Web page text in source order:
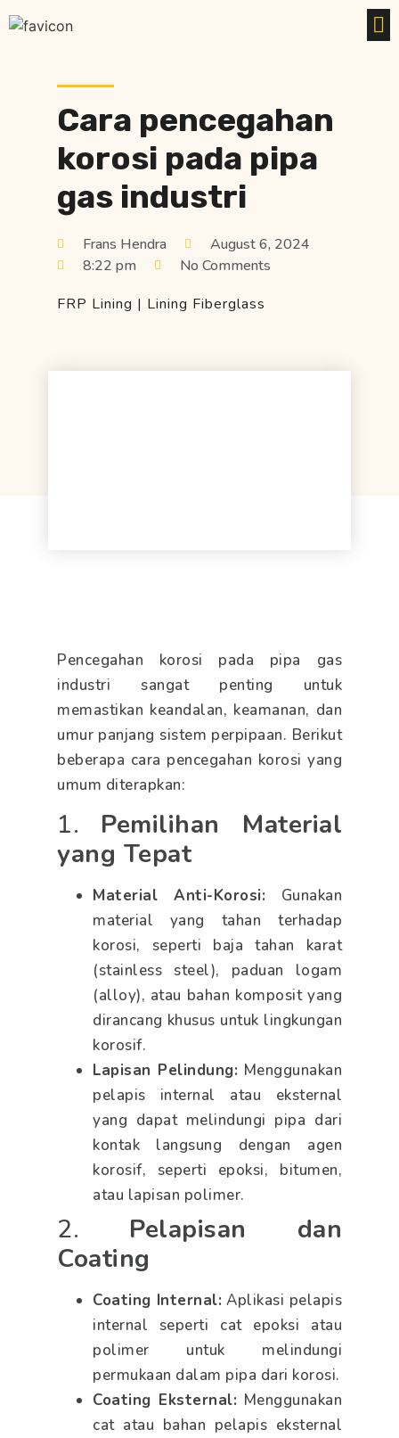
Cara pencegahan
korosi pada pipa
gas industri
Frans Hendra
August 6, 2024
8:22 pm
No Comments
FRP Lining | Lining Fiberglass
Pencegahan korosi pada pipa gas
industri sangat penting untuk
memastikan keandalan, keamanan, dan
umur panjang sistem perpipaan. Berikut
beberapa cara pencegahan korosi yang
umum diterapkan:
1. Pemilihan Material
yang Tepat
Material Anti-Korosi: Gunakan
material yang tahan terhadap
korosi, seperti baja tahan karat
(stainless steel), paduan logam
(alloy), atau bahan komposit yang
dirancang khusus untuk lingkungan
korosif.
Lapisan Pelindung: Menggunakan
pelapis internal atau eksternal
yang dapat melindungi pipa dari
kontak langsung dengan agen
korosif, seperti epoksi, bitumen,
atau lapisan polimer.
2. Pelapisan dan
Coating
Coating Internal: Aplikasi pelapis
internal seperti cat epoksi atau
polimer untuk melindungi
permukaan dalam pipa dari korosi.
Coating Eksternal: Menggunakan
cat atau bahan pelapis eksternal